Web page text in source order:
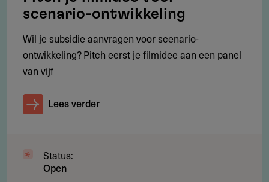
makerssignatuur.
Welke rol speelt ervaring?
Festivalervaring met korte animatie is essentieel en
moet goed gedocumenteerd zijn.
Een producent met animatie-ervaring vergroot de
Originaliteit, vakmanschap en geschiktheid voor een
jong publiek.
scenario-ontwikkeling
Wil je subsidie aanvragen voor scenario-
ontwikkeling? Pitch eerst je filmidee aan een panel
van vijf
Lees verder
Status:
Open